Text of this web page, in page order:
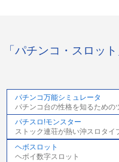
「パチンコ・スロッ
パチンコ万能シミュレータ
パチンコ台の性格を知るための
パチスロ!モンスター
ストック連荘が熱い沖スロタイ
ヘボスロット
ヘボイ数字スロット